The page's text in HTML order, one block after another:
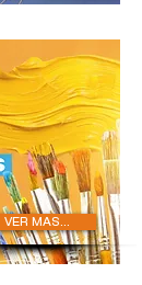
VER MAS...